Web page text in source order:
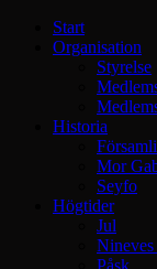
Start
Organisation
Styrelse
Historia
Mor
Seyfo
Högtider
Jul
Nineves
Påsk